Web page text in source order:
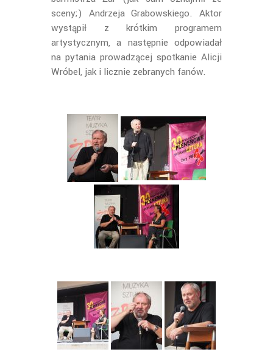
sceny;) Andrzeja Grabowskiego. Aktor
wystąpił z krótkim programem
artystycznym, a następnie odpowiadał
na pytania prowadzącej spotkanie Alicji
Wróbel, jak i licznie zebranych fanów.